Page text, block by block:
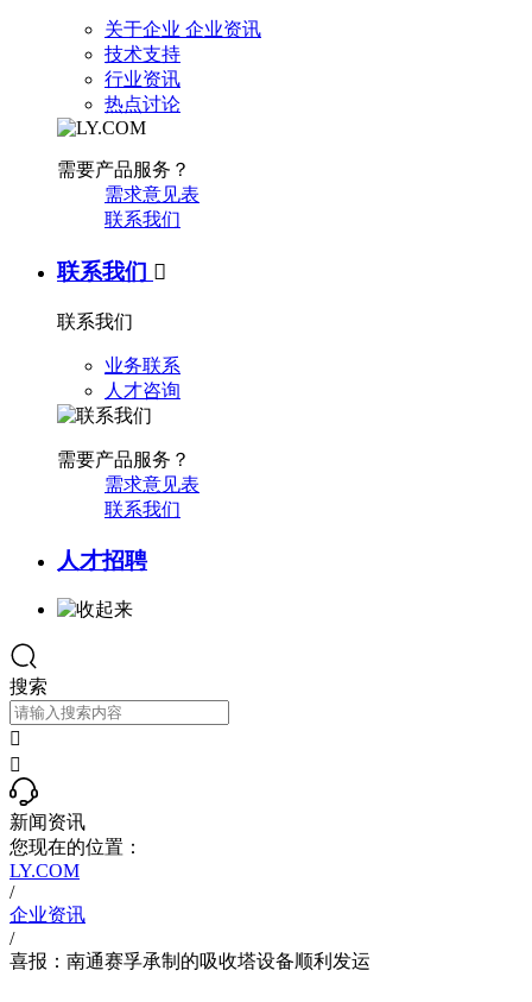
关于企业 企业资讯
技术支持
行业资讯
热点讨论
需要产品服务？
需求意见表
联系我们
联系我们 
联系我们
业务联系
人才咨询
需要产品服务？
需求意见表
联系我们
人才招聘
搜索


新闻资讯
您现在的位置：
LY.COM
/
企业资讯
/
喜报：南通赛孚承制的吸收塔设备顺利发运